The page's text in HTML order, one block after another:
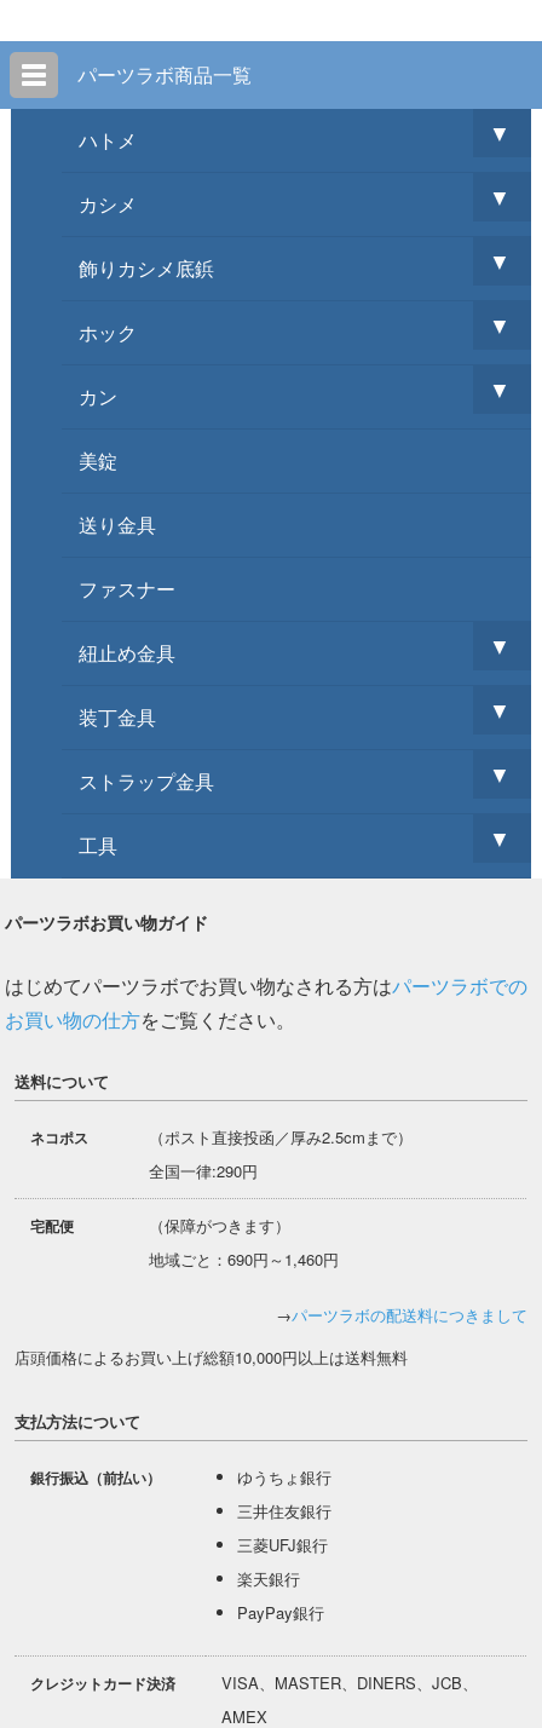
パーツラボ商品一覧
ハトメ ▼
カシメ ▼
飾りカシメ底鋲 ▼
ホック ▼
カン ▼
美錠
送り金具
ファスナー
紐止め金具 ▼
装丁金具 ▼
ストラップ金具 ▼
工具 ▼
パーツラボお買い物ガイド
はじめてパーツラボでお買い物なされる方はパーツラボでの
お買い物の仕方をご覧ください。
送料について
ネコポス
（ポスト直接投函／厚み2.5cmまで）
全国一律:290円
宅配便
（保障がつきます）
地域ごと：690円～1,460円
→パーツラボの配送料につきまして
店頭価格によるお買い上げ総額10,000円以上は送料無料
支払方法について
銀行振込（前払い）
ゆうちょ銀行
三井住友銀行
三菱UFJ銀行
楽天銀行
PayPay銀行
クレジットカード決済
VISA、MASTER、DINERS、JCB、
AMEX